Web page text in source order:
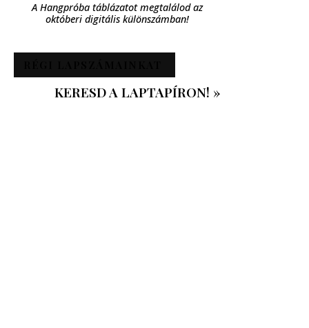
A Hangpróba táblázatot megtalálod az
októberi digitális különszámban!
KERESD A LAPTAPÍRON! »